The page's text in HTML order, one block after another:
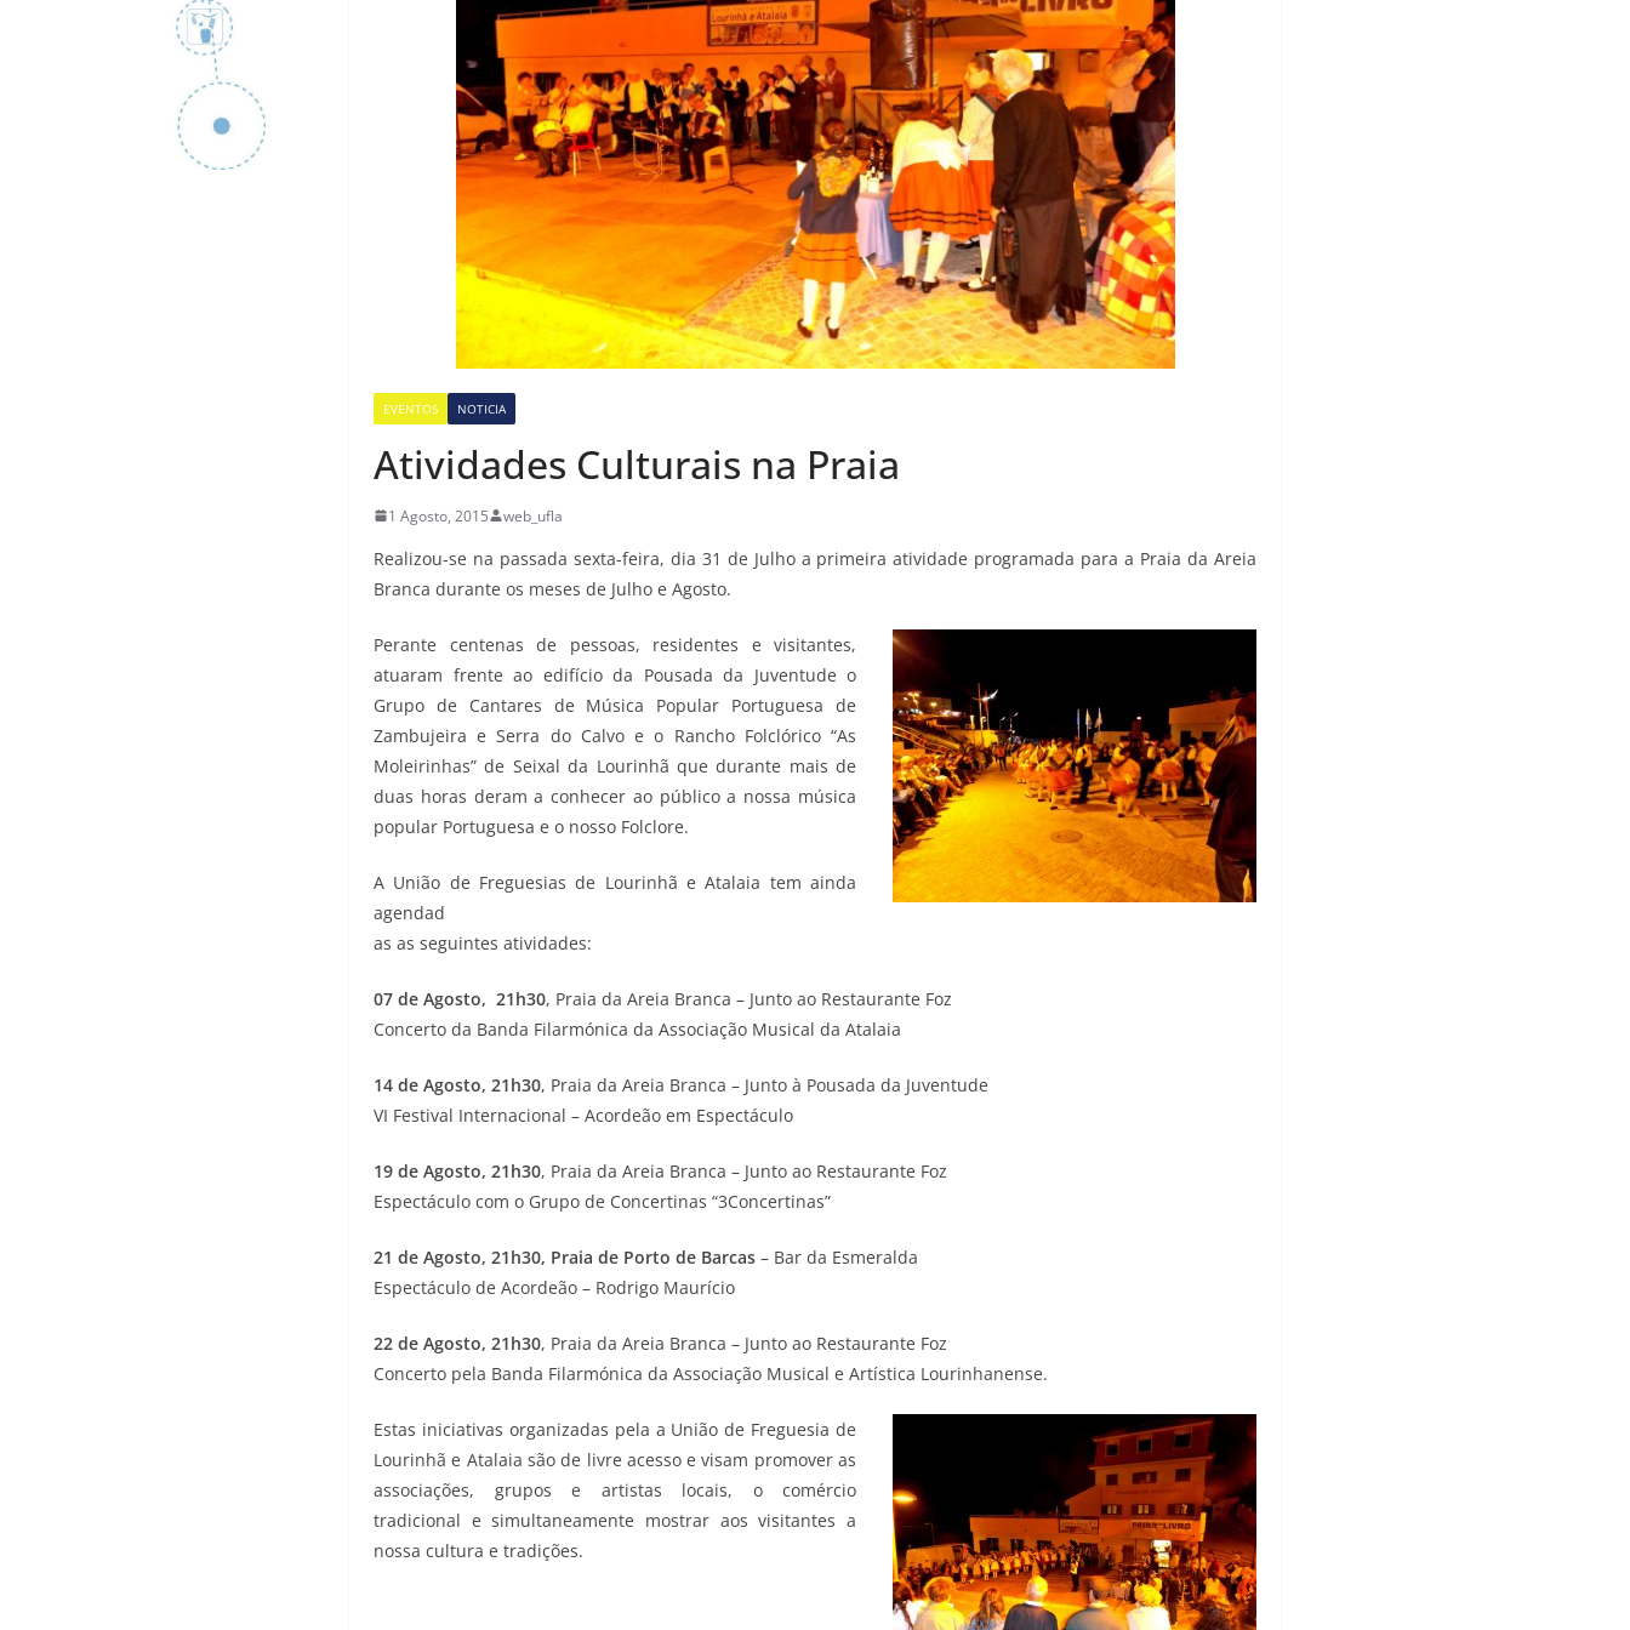
EVENTOS NOTICIA
Atividades Culturais na Praia
1 Agosto, 2015 web_ufla
Realizou-se na passada sexta-feira, dia 31 de Julho a primeira atividade programada para a Praia da Areia
Branca durante os meses de Julho e Agosto.
Perante centenas de pessoas, residentes e visitantes,
atuaram frente ao edifício da Pousada da Juventude o
Grupo de Cantares de Música Popular Portuguesa de
Zambujeira e Serra do Calvo e o Rancho Folclórico “As
Moleirinhas” de Seixal da Lourinhã que durante mais de
duas horas deram a conhecer ao público a nossa música
popular Portuguesa e o nosso Folclore.
A União de Freguesias de Lourinhã e Atalaia tem ainda
agendad
as as seguintes atividades:
07 de Agosto, 21h30, Praia da Areia Branca – Junto ao Restaurante Foz
Concerto da Banda Filarmónica da Associação Musical da Atalaia
14 de Agosto, 21h30, Praia da Areia Branca – Junto à Pousada da Juventude
VI Festival Internacional – Acordeão em Espectáculo
19 de Agosto, 21h30, Praia da Areia Branca – Junto ao Restaurante Foz
Espectáculo com o Grupo de Concertinas “3Concertinas”
21 de Agosto, 21h30, Praia de Porto de Barcas – Bar da Esmeralda
Espectáculo de Acordeão – Rodrigo Maurício
22 de Agosto, 21h30, Praia da Areia Branca – Junto ao Restaurante Foz
Concerto pela Banda Filarmónica da Associação Musical e Artística Lourinhanense.
Estas iniciativas organizadas pela a União de Freguesia de
Lourinhã e Atalaia são de livre acesso e visam promover as
associações, grupos e artistas locais, o comércio
tradicional e simultaneamente mostrar aos visitantes a
nossa cultura e tradições.